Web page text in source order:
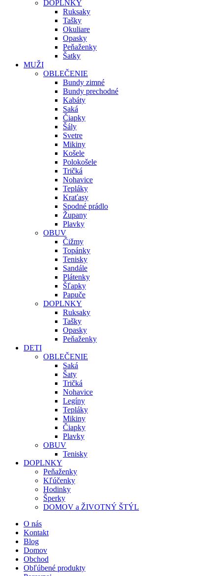
DOPLNKY
Ruksaky
Tašky
Okuliare
Opasky
Peňaženky
Šatky
MUŽI
OBLEČENIE
Bundy zimné
Bundy prechodné
Kabáty
Saká
Čiapky
Šály
Svetre
Mikiny
Košele
Polokošele
Tričká
Nohavice
Tepláky
Kraťasy
Spodné prádlo
Župany
Plavky
OBUV
Čižmy
Topánky
Tenisky
Sandále
Plátenky
Šľapky
Papuče
DOPLNKY
Ruksaky
Tašky
Opasky
Peňaženky
DETI
OBLEČENIE
Saká
Šaty
Tričká
Nohavice
Legíny
Tepláky
Mikiny
Čiapky
Plavky
OBUV
Tenisky
DOPLNKY
Peňaženky
Kľúčenky
Hodinky
Šperky
DOMOV a ŽIVOTNÝ ŠTÝL
O nás
Kontakt
Blog
Domov
Obchod
Obľúbené produkty